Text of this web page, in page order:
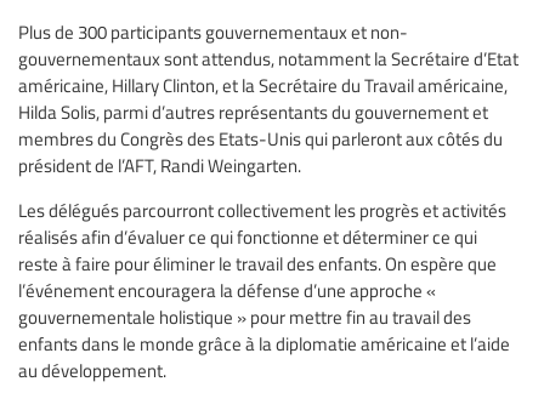
Plus de 300 participants gouvernementaux et non-
gouvernementaux sont attendus, notamment la Secrétaire d’Etat
américaine, Hillary Clinton, et la Secrétaire du Travail américaine,
Hilda Solis, parmi d’autres représentants du gouvernement et
membres du Congrès des Etats-Unis qui parleront aux côtés du
président de l’AFT, Randi Weingarten.
Les délégués parcourront collectivement les progrès et activités
réalisés afin d’évaluer ce qui fonctionne et déterminer ce qui
reste à faire pour éliminer le travail des enfants. On espère que
l’événement encouragera la défense d’une approche «
gouvernementale holistique » pour mettre fin au travail des
enfants dans le monde grâce à la diplomatie américaine et l’aide
au développement.